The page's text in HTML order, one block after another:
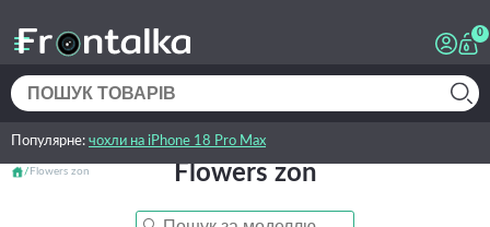
0
Популярне: чохли на iPhone 18 Pro Max
Flowers zon Flowers zon